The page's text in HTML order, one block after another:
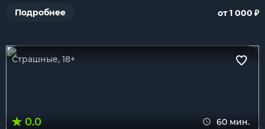
Подробнее
от 1 000 ₽
Страшные, 18+
0.0 60 мин.